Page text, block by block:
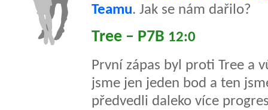
Teamu. Jak se nám dařilo?
Tree – P7B 12:0
První zápas byl proti Tree a
jsme jen jeden bod a ten
předvedli daleko více